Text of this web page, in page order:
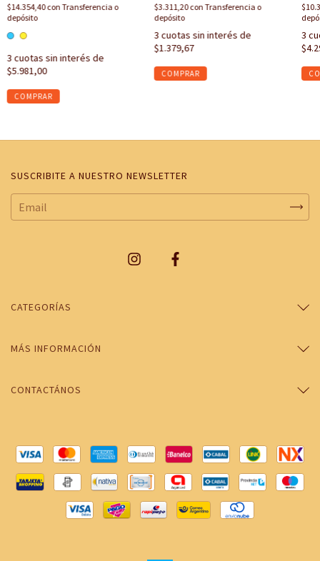
$14.354,40conTransferencia o
depósito
3 cuotas sin interés de
$5.981,00
COMPRAR
$3.311,20conTransferencia o
depósito
3 cuotas sin interés de
$1.379,67
3
SUSCRIBITE A NUESTRO NEWSLETTER
CATEGORÍAS
MÁS INFORMACIÓN
CONTACTÁNOS